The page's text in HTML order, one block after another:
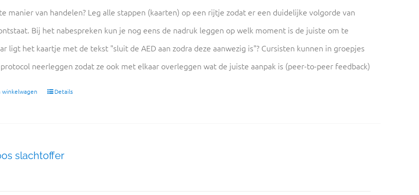
manier van handelen? Leg alle stappen (kaarten) op een rijtje zodat er een duidelijke volgorde van
Bij het nabespreken kun je nog eens de nadruk leggen op welk moment is de juiste om te
ligt het kaartje met de tekst "sluit de AED aan zodra deze aanwezig is"? Cursisten kunnen in groepjes
neerleggen zodat ze ook met elkaar overleggen wat de juiste aanpak is (peer-to-peer feedback)
winkelwagen Details
slachtoffer